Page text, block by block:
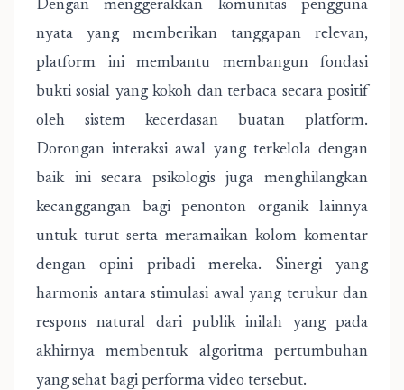
Dengan menggerakkan komunitas pengguna
nyata yang memberikan tanggapan relevan,
platform ini membantu membangun fondasi
bukti sosial yang kokoh dan terbaca secara positif
oleh sistem kecerdasan buatan platform.
Dorongan interaksi awal yang terkelola dengan
baik ini secara psikologis juga menghilangkan
kecanggangan bagi penonton organik lainnya
untuk turut serta meramaikan kolom komentar
dengan opini pribadi mereka. Sinergi yang
harmonis antara stimulasi awal yang terukur dan
respons natural dari publik inilah yang pada
akhirnya membentuk algoritma pertumbuhan
yang sehat bagi performa video tersebut.